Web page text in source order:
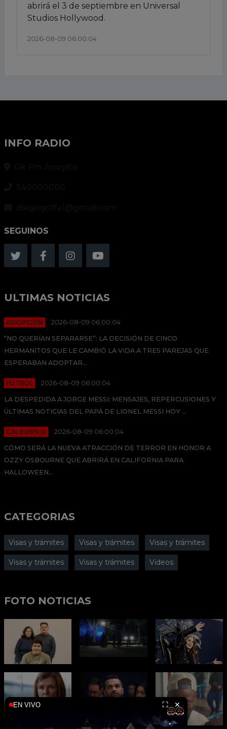
abrirá el 3 de septiembre en Universal
Studios Hollywood.
2026-08-09 06:00:04
INFO RADIO
SEGUINOS
ULTIMAS NOTICIAS
ADOPCIÓN 2026-08-09 06:00:04
“NO QUERÍAN SEPARARSE”: LA DECISIÓN DE CINCO
HERMANITOS QUE LE CAMBIÓ LA VIDA A TRES PAREJAS QUE
ESPERABAN ADOPTAR...
FÚTBOL 2026-08-09 06:00:04
LA DESPEDIDA A JORGE MESSI: MENSAJES, REPERCUSIONES Y
ÚLTIMAS NOTICIAS DEL PAPÁ DE LIONEL MESSI HOY ...
CALIFORNIA 2026-08-09 06:00:04
CÓMO SERÁ LA NUEVA ATRACCIÓN DE TERROR EN HONOR A
OZZY OSBOURNE QUE ABRIRÁ EN CALIFORNIA PARA
HALLOWEEN...
CATEGORIAS
Visas y trámites Visas y trámites Visas y trámites
Visas y trámites Visas y trámites Videos
FOTO NOTICIAS
EN VIVO ⛶ ✕